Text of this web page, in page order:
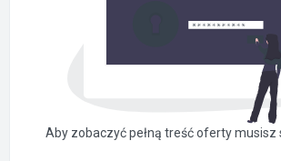
Aby zobaczyć pełną treść oferty musisz